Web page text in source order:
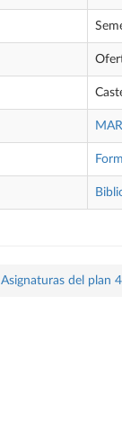
Asignaturas del plan